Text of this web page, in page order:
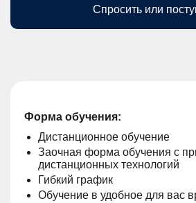
Спросить или
Форма обучения:
Дистанционное обучение
Заочная форма обучения с
дистанционных технологий
Гибкий график
Обучение в удобное для вас